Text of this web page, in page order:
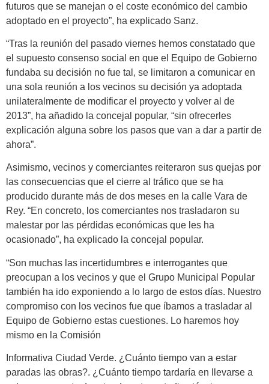
futuros que se manejan o el coste económico del cambio
adoptado en el proyecto”, ha explicado Sanz.
“Tras la reunión del pasado viernes hemos constatado que
el supuesto consenso social en que el Equipo de Gobierno
fundaba su decisión no fue tal, se limitaron a comunicar en
una sola reunión a los vecinos su decisión ya adoptada
unilateralmente de modificar el proyecto y volver al de
2013”, ha añadido la concejal popular, “sin ofrecerles
explicación alguna sobre los pasos que van a dar a partir de
ahora”.
Asimismo, vecinos y comerciantes reiteraron sus quejas por
las consecuencias que el cierre al tráfico que se ha
producido durante más de dos meses en la calle Vara de
Rey. “En concreto, los comerciantes nos trasladaron su
malestar por las pérdidas económicas que les ha
ocasionado”, ha explicado la concejal popular.
“Son muchas las incertidumbres e interrogantes que
preocupan a los vecinos y que el Grupo Municipal Popular
también ha ido exponiendo a lo largo de estos días. Nuestro
compromiso con los vecinos fue que íbamos a trasladar al
Equipo de Gobierno estas cuestiones. Lo haremos hoy
mismo en la Comisión
Informativa Ciudad Verde. ¿Cuánto tiempo van a estar
paradas las obras?. ¿Cuánto tiempo tardaría en llevarse a